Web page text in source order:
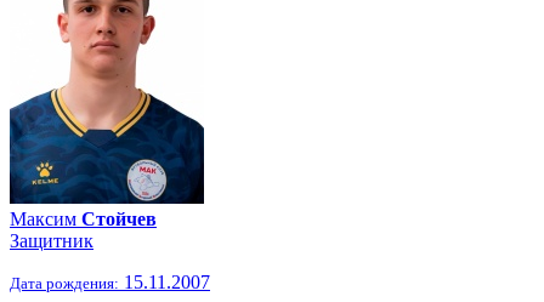
Максим Стойчев
Защитник
Дата рождения: 15.11.2007